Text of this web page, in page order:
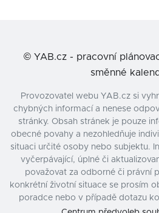
© YAB.cz - pracovní
směnné
Provozovatel webu YAB.cz si
chybných informací a nenese
stránky. Obsah stránek je pouze
obecné povahy a nezohledňuje
situaci určité osoby nebo subjektu.
vyčerpávající, úplné či
považovat za odborné či právní
konkrétní životní situace se prosím
poradce nebo v případě dotazu